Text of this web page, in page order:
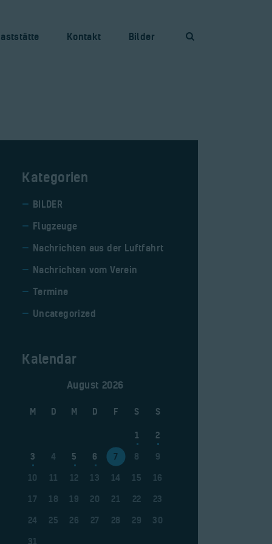
Kontakt Bilder
Kategorien
BILDER
Flugzeuge
Nachrichten aus der Luftfahrt
Nachrichten vom Verein
Termine
Uncategorized
Kalendar
August 2026
M D M D F S S
1
2
3
4 5 6 7 8
9
10
11 12 13 14 15
16
17
18 19 20 21 22
23
24
25 26 27 28 29
30
31